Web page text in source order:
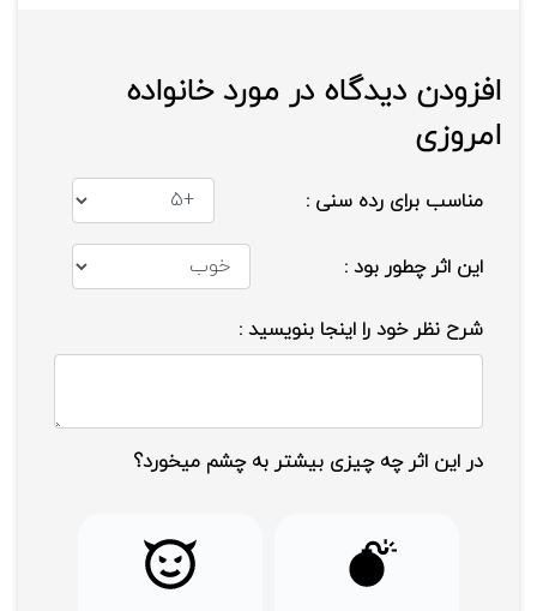
شرکت سازنده: Lloyd-Levitan
افزودن دیدگاه در مورد خانواده
امروزی
مناسب برای رده سنی :
این اثر چطور بود :
شرح نظر خود را اینجا بنویسید :
در این اثر چه چیزی بیشتر به چشم میخورد؟